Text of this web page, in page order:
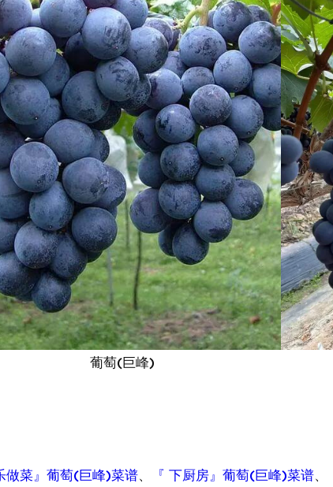
葡萄(巨峰)
做菜』葡萄(巨峰)菜谱、 『 下厨房』葡萄(巨峰)菜谱、